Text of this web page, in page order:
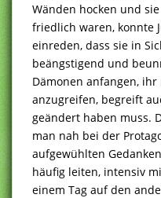
Wänden hocken und
friedlich waren, konnte
einreden, dass sie in
beängstigend und
Dämonen anfangen,
anzugreifen, begreift
geändert haben muss.
man nah bei der
aufgewühlten
häufig leiten, intensiv
einem Tag auf den